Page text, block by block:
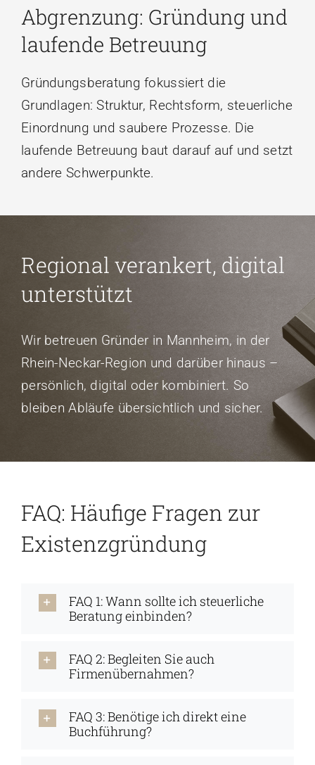
Abgrenzung: Gründung und
laufende Betreuung
Gründungsberatung fokussiert die
Grundlagen: Struktur, Rechtsform, steuerliche
Einordnung und saubere Prozesse. Die
laufende Betreuung baut darauf auf und setzt
andere Schwerpunkte.
Regional verankert, digital
unterstützt
Wir betreuen Gründer in Mannheim, in der
Rhein-Neckar-Region und darüber hinaus –
persönlich, digital oder kombiniert. So
bleiben Abläufe übersichtlich und sicher.
FAQ: Häufige Fragen zur
Existenzgründung
FAQ 1: Wann sollte ich steuerliche
Beratung einbinden?
FAQ 2: Begleiten Sie auch
Firmenübernahmen?
FAQ 3: Benötige ich direkt eine
Buchführung?